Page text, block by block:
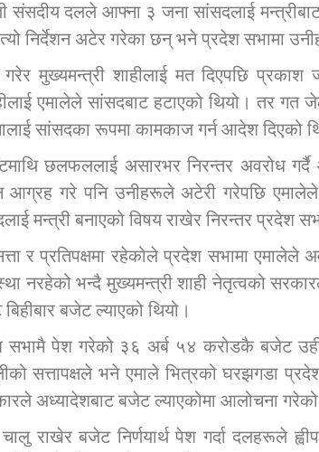
संसदीय दलले आफ्ना ३ जना सांसदलाई
निर्देशन अटेर गरेका छन् भने प्रदेश सभामा
मुख्यमन्त्री शाहीलाई मत दिएपछि प्रकाश
एमालेले सांसदबाट हटाएको थियो। तर
सांसदका रूपमा कामकाज गर्न आदेश दिएको
छलफललाई असारभर निरन्तर अवरोध
आग्रह गरे पनि उनीहरूले अटेरी गरेपछि एमालेले
मन्त्री बनाएको विषय राखेर निरन्तर प्रदेश
र प्रतिपक्षमा रहेकोले प्रदेश सभामा एमालेले
नरहेको भन्दै मुख्यमन्त्री शाही नेतृत्वको
बजेट ल्याएको थियो।
सभामै पेश गरेको ३६ अर्ब ५४ करोडकै बजेट
सत्तापक्षले भने एमाले भित्रको घरझगडा
अध्यादेशबाट बजेट ल्याएकोमा आलोचना
राखेर बजेट निर्णयार्थ पेश गर्दा दलहरूले